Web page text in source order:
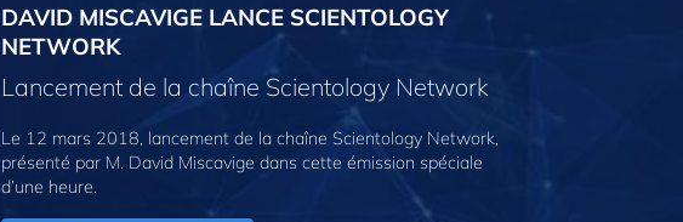
DAVID MISCAVIGE LANCE SCIENTOLOGY
NETWORK
Lancement de la chaîne Scientology Network
Le 12 mars 2018, lancement de la chaîne Scientology Network,
présenté par M. David Miscavige dans cette émission spéciale
d’une heure.